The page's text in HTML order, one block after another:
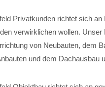
Privatkunden richtet sich
verwirklichen wollen.
von Neubauten, dem
und dem Dachausbau